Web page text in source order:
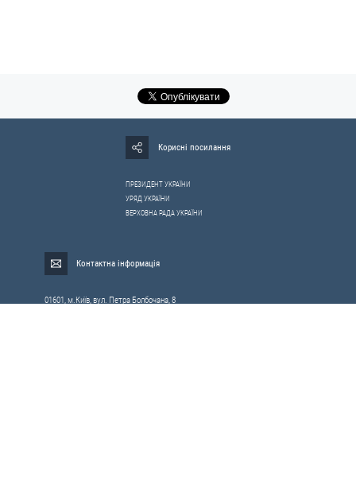
Корисні посилання
ПРЕЗИДЕНТ УКРАЇНИ
УРЯД УКРАЇНИ
ВЕРХОВНА РАДА УКРАЇНИ
Контактна інформація
01601, м.Київ, вул. Петра Болбочана, 8